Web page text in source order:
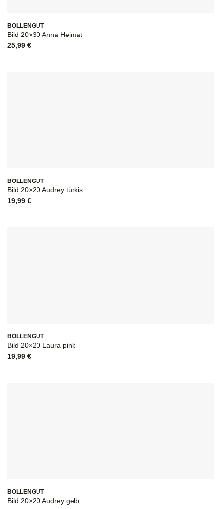
BOLLENGUT
Bild 20×30 Anna Heimat
25,99 €
BOLLENGUT
Bild 20×20 Audrey türkis
19,99 €
BOLLENGUT
Bild 20×20 Laura pink
19,99 €
BOLLENGUT
Bild 20×20 Audrey gelb